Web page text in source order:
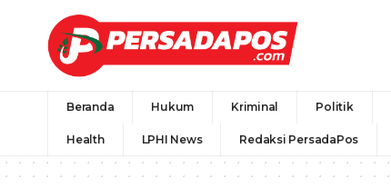
Beranda Hukum Kriminal Politik
Health LPHI News Redaksi PersadaPos